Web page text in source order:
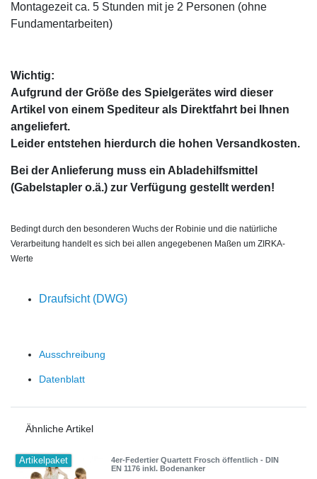
Montagezeit ca. 5 Stunden mit je 2 Personen (ohne
Fundamentarbeiten)
Wichtig:
Aufgrund der Größe des Spielgerätes wird dieser
Artikel von einem Spediteur als Direktfahrt bei Ihnen
angeliefert.
Leider entstehen hierdurch die hohen Versandkosten.
Bei der Anlieferung muss ein Abladehilfsmittel
(Gabelstapler o.ä.) zur Verfügung gestellt werden!
Bedingt durch den besonderen Wuchs der Robinie und die natürliche
Verarbeitung handelt es sich bei allen angegebenen Maßen um ZIRKA-
Werte
Draufsicht (DWG)
Ausschreibung
Datenblatt
Ähnliche Artikel
Artikelpaket
4er-Federtier Quartett Frosch öffentlich - DIN
EN 1176 inkl. Bodenanker